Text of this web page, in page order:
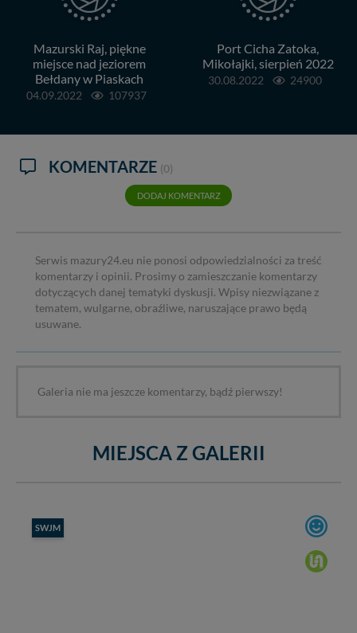
Mazurski Raj, piękne
miejsce nad jeziorem
Bełdany w Piaskach
04.09.2022 107937
Port Cicha Zatoka,
Mikołajki, sierpień 2022
30.08.2022 24900
KOMENTARZE (0)
DODAJ KOMENTARZ
Serwis mazury24.eu nie ponosi odpowiedzialności za treść
komentarzy i opinii. Prosimy o zamieszczanie komentarzy
dotyczących danej tematyki dyskusji. Wpisy niezwiązane z
tematem, wulgarne, obraźliwe, naruszające prawo będą
usuwane.
Galeria nie ma jeszcze komentarzy, bądź pierwszy!
MIEJSCA Z GALERII
SWJM